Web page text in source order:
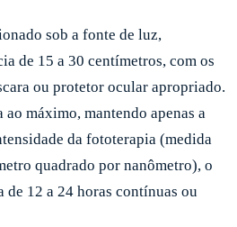
sob a fonte de luz,
de 15 a 30 centímetros, com os
ou protetor ocular apropriado.
ao máximo, mantendo apenas a
da fototerapia (medida
quadrado por nanômetro), o
de 12 a 24 horas contínuas ou